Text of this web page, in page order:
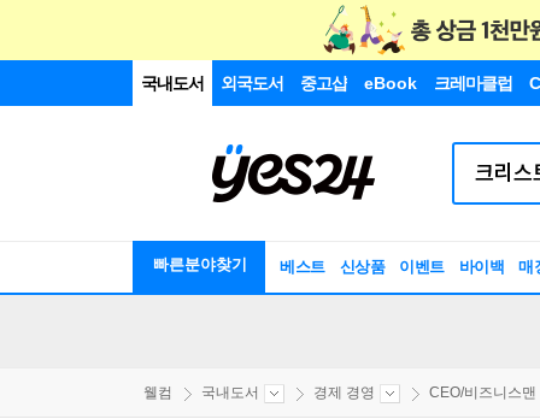
국내도서 외국도서 중고샵 eBook 크레마클럽
빠른분야찾기 베스트 신상품 이벤트 바이백 매
웰컴 국내도서 경제 경영 CEO/비즈니스맨